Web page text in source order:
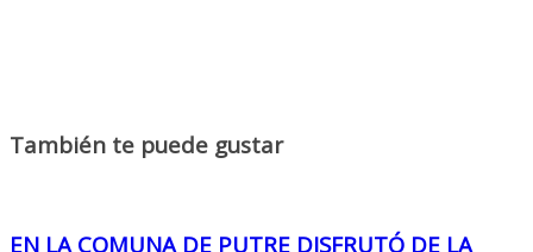
También te puede gustar
EN LA COMUNA DE PUTRE DISFRUTÓ DE LA